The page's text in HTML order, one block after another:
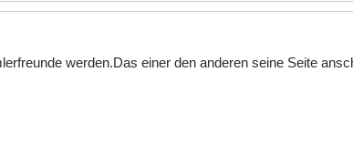
werden.Das einer den anderen seine Seite